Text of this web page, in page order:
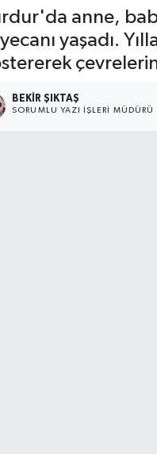
anne,
yaşadı.
BEKIR ŞIKTAŞ
SORUMLU YAZI İŞLERI MÜDÜRÜ
Haberleri